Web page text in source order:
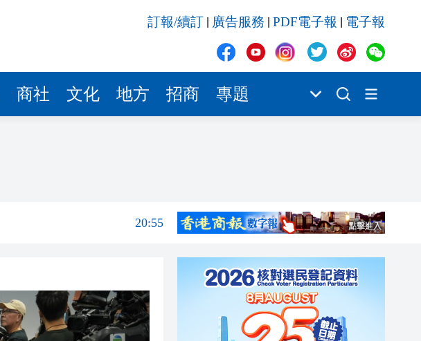
訂報/續訂 廣告服務 PDF電子報 電子報
商社 文化 地方 招商 專題
20:42
20:41
20:55
20:41
20:40